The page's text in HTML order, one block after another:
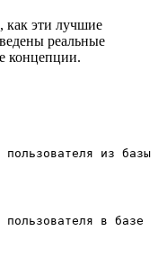
как эти лучшие
реальные
концепции.